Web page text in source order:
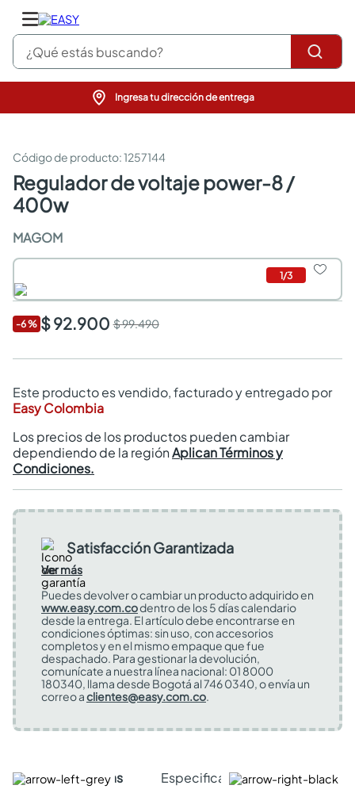
¿Qué estás buscando?
Ingresa tu dirección de entrega
:1257144
regulador de voltaje power-8 /
400w
MAGOM
1/3
-6% $ 92.900 $ 99.490
Este producto es vendido, facturado y entregado por
Easy Colombia
Los precios de los productos pueden cambiar
dependiendo de la regiónAplican Términos y
Condiciones.
Satisfacción Garantizada
Ver más
Puedes devolver o cambiar un producto adquirido en
www.easy.com.codentro de los 5 días calendario
desde la entrega. El artículo debe encontrarse en
condiciones óptimas: sin uso, con accesorios
completos y en el mismo empaque que fue
despachado. Para gestionar la devolución,
comunícate a nuestra línea nacional: 01 8000
180340, llama desde Bogotá al 746 0340, o envía un
correo aclientes@easy.com.co.
Características Especificaciones Técnicas
pinturas
sanitarios
comedor
escritorio
armarios closet
comedores